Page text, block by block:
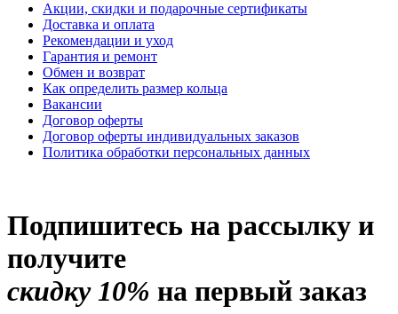
Акции, скидки и подарочные сертификаты
Доставка и оплата
Рекомендации и уход
Гарантия и ремонт
Обмен и возврат
Как определить размер кольца
Вакансии
Договор оферты
Договор оферты индивидуальных заказов
Политика обработки персональных данных
Подпишитесь на рассылку и
получите
скидку 10% на первый заказ